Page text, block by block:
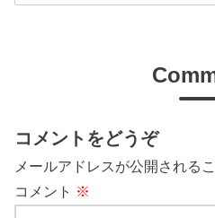
コメントをどうぞ
メールアドレスが公開される
コメント ※